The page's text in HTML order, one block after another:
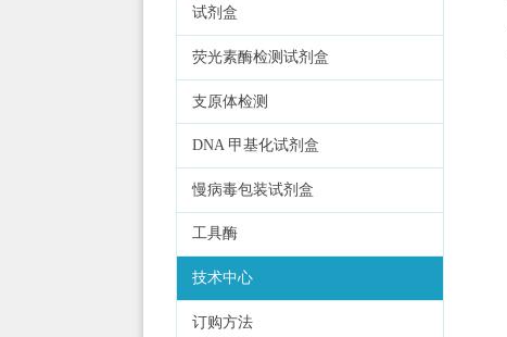
试剂盒
荧光素酶检测试剂盒
支原体检测
DNA 甲基化试剂盒
慢病毒包装试剂盒
工具酶
技术中心
订购方法